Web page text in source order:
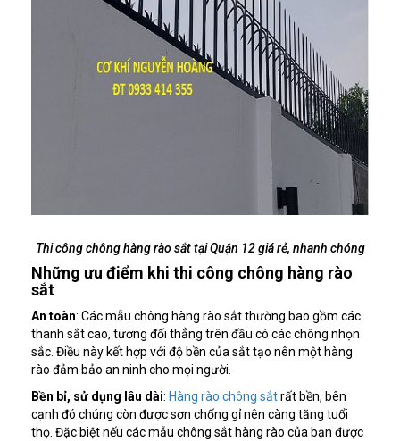
Thi công chông hàng rào sắt tại Quận 12 giá rẻ, nhanh chóng
Những ưu điểm khi thi công chông hàng rào
sắt
An toàn: Các mẫu chông hàng rào sắt thường bao gồm các
thanh sắt cao, tương đối thẳng trên đầu có các chông nhọn
sắc. Điều này kết hợp với độ bền của sắt tạo nên một hàng
rào đảm bảo an ninh cho mọi người.
Bền bỉ, sử dụng lâu dài: Hàng rào chông sắtrất bền, bên
cạnh đó chúng còn được sơn chống gỉ nên càng tăng tuổi
thọ. Đặc biệt nếu các mẫu chông sắt hàng rào của bạn được